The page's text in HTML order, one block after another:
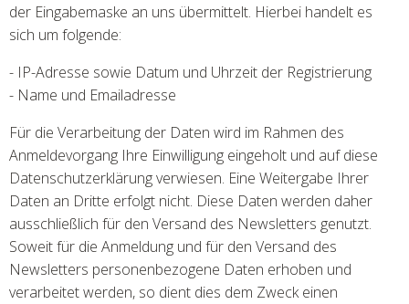
der Eingabemaske an uns übermittelt. Hierbei handelt es
sich um folgende:
- IP-Adresse sowie Datum und Uhrzeit der Registrierung
- Name und Emailadresse
Für die Verarbeitung der Daten wird im Rahmen des
Anmeldevorgang Ihre Einwilligung eingeholt und auf diese
Datenschutzerklärung verwiesen. Eine Weitergabe Ihrer
Daten an Dritte erfolgt nicht. Diese Daten werden daher
ausschließlich für den Versand des Newsletters genutzt.
Soweit für die Anmeldung und für den Versand des
Newsletters personenbezogene Daten erhoben und
verarbeitet werden, so dient dies dem Zweck einen